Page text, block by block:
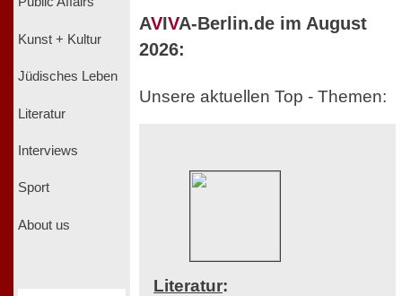
Kunst + Kultur
Jüdisches Leben
Literatur
Interviews
Sport
About us
AVIVA-Berlin.de im August
2026:
Unsere aktuellen Top - Themen:
Literatur: